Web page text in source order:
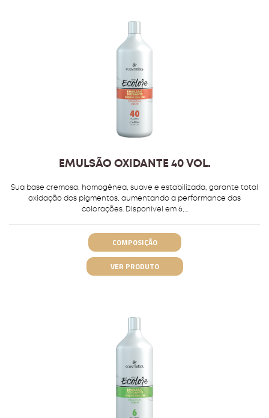
EMULSÃO OXIDANTE 40 VOL.
Sua base cremosa, homogênea, suave e estabilizada, garante total
oxidação dos pigmentos, aumentando a performance das
colorações. Disponível em 6,...
COMPOSIÇÃO
VER PRODUTO